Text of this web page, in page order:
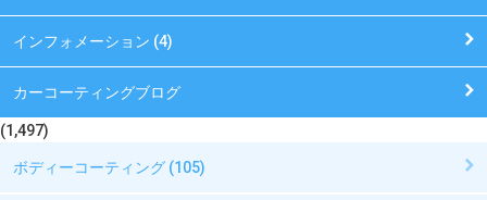
インフォメーション (4)
カーコーティングブログ
(1,497)
ボディーコーティング (105)